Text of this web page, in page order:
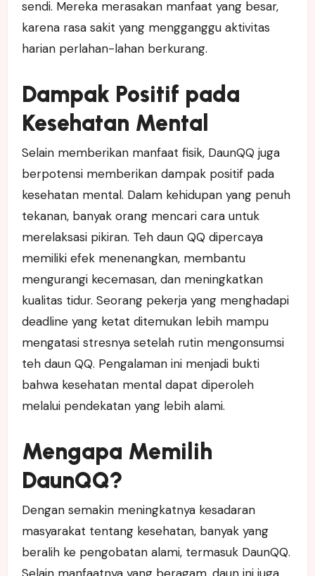
sendi. Mereka merasakan manfaat yang besar,
karena rasa sakit yang mengganggu aktivitas
harian perlahan-lahan berkurang.
Dampak Positif pada
Kesehatan Mental
Selain memberikan manfaat fisik, DaunQQ juga
berpotensi memberikan dampak positif pada
kesehatan mental. Dalam kehidupan yang penuh
tekanan, banyak orang mencari cara untuk
merelaksasi pikiran. Teh daun QQ dipercaya
memiliki efek menenangkan, membantu
mengurangi kecemasan, dan meningkatkan
kualitas tidur. Seorang pekerja yang menghadapi
deadline yang ketat ditemukan lebih mampu
mengatasi stresnya setelah rutin mengonsumsi
teh daun QQ. Pengalaman ini menjadi bukti
bahwa kesehatan mental dapat diperoleh
melalui pendekatan yang lebih alami.
Mengapa Memilih
DaunQQ?
Dengan semakin meningkatnya kesadaran
masyarakat tentang kesehatan, banyak yang
beralih ke pengobatan alami, termasuk DaunQQ.